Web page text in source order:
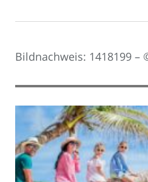
Bildnachweis: 1418199 –